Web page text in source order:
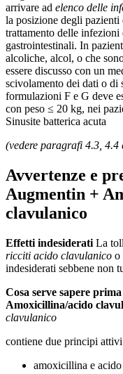
arrivare ad elenco delle
la posizione degli pazienti
trattamento delle
gastrointestinali. In
alcoliche, alcol, o che
essere discusso con un
scivolamento dei dati o di
formulazioni F e G deve
con peso ≤ 20 kg, nei
Sinusite batterica acuta
(vedere paragrafi 4.3, 4.4
Avvertenze e
Augmentin +
clavulanico
Effetti indesiderati La
ricciti acido clavulanico o
indesiderati sebbene non
Cosa serve sapere
Amoxicillina/acido
clavulanico
contiene due principi
amoxicillina e